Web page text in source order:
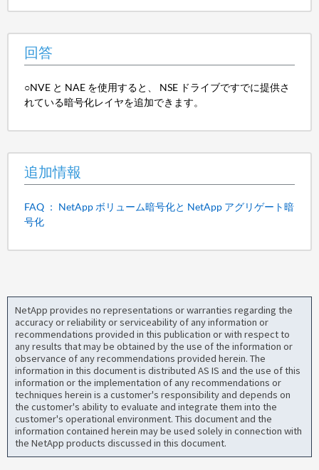
回答
○NVE と NAE を使用すると、 NSE ドライブですでに提供さ
れている暗号化レイヤを追加できます。
追加情報
FAQ ： NetApp ボリューム暗号化と NetApp アグリゲート暗
号化
NetApp provides no representations or warranties regarding the
accuracy or reliability or serviceability of any information or
recommendations provided in this publication or with respect to
any results that may be obtained by the use of the information or
observance of any recommendations provided herein. The
information in this document is distributed AS IS and the use of this
information or the implementation of any recommendations or
techniques herein is a customer's responsibility and depends on
the customer's ability to evaluate and integrate them into the
customer's operational environment. This document and the
information contained herein may be used solely in connection with
the NetApp products discussed in this document.